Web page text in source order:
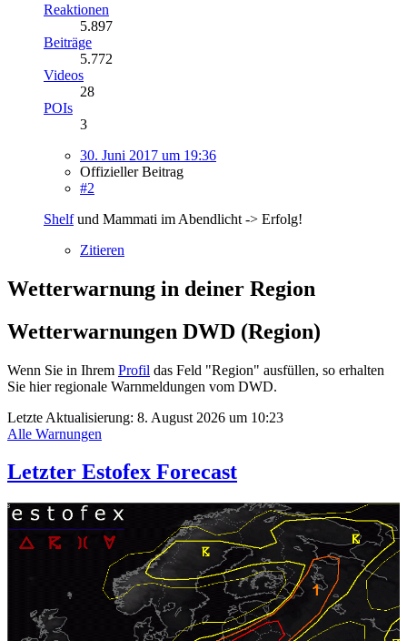
Reaktionen
5.897
Beiträge
5.772
Videos
28
POIs
3
30. Juni 2017 um 19:36
Offizieller Beitrag
#2
Shelfund Mammati im Abendlicht -> Erfolg!
Zitieren
Wetterwarnung in deiner Region
Wetterwarnungen DWD (Region)
Wenn Sie in Ihrem Profil das Feld "Region" ausfüllen, so erhalten
Sie hier regionale Warnmeldungen vom DWD.
Letzte Aktualisierung: 8. August 2026 um 10:23
Alle Warnungen
Letzter Estofex Forecast